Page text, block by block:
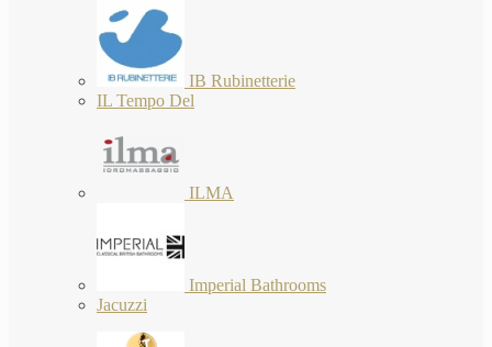
IB Rubinetterie
IL Tempo Del
ILMA
Imperial Bathrooms
Jacuzzi